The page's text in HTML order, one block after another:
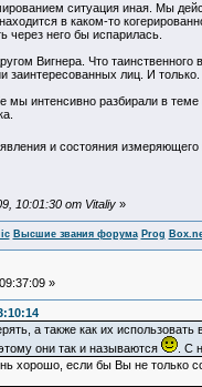
ситуация иная. Мы
в каком-то
через него бы испарилась.
Вигнера. Что
лиц. И только.
мы интенсивно разбирали в
и состояния
10:01:30 от Vitaliy»
Высшие звания форума Prog
»
а также как их
они так и называются
. С
хорошо, если бы Вы не только